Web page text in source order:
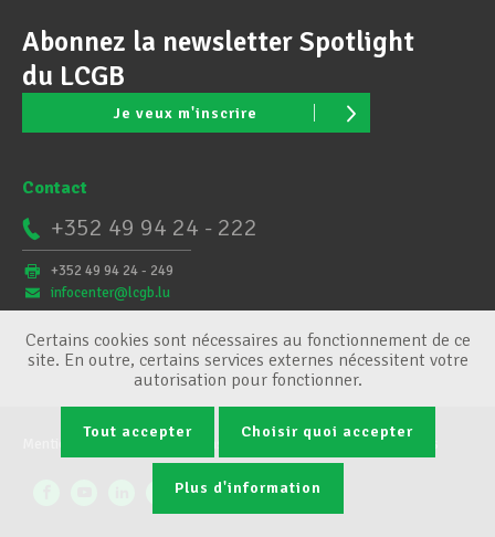
Abonnez la newsletter Spotlight
du LCGB
Je veux m'inscrire
Contact
+352 49 94 24 - 222
+352 49 94 24 - 249
infocenter@lcgb.lu
Conditions générales Gestion des cookies
Certains cookies sont nécessaires au fonctionnement de ce
site. En outre, certains services externes nécessitent votre
autorisation pour fonctionner.
Tout accepter Choisir quoi accepter
Plus d'information